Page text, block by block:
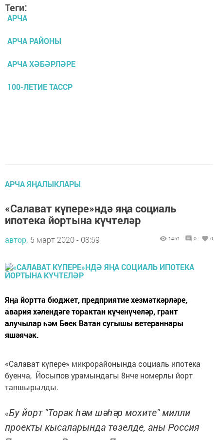
Теги:
АРЧА
АРЧА РАЙОНЫ
АРЧА ХӘБӘРЛӘРЕ
100-ЛЕТИЕ ТАССР
АРЧА ЯҢАЛЫКЛАРЫ
«Салават күпере»ндә яңа социаль
ипотека йортына күчтеләр
автор, 5 март 2020 - 08:59 1451 0 0
Яңа йортта бюджет, предприятие хезмәткәрләре,
авария хәлендәге торактан күченүчеләр, грант
алучылар һәм Бөек Ватан сугышы ветераннары
яшәячәк.
«Салават күпере» микрорайонында социаль ипотека
буенча, Йосыпов урамындагы 8нче номерлы йорт
тапшырылды.
«Бу йорт "Торак һәм шәһәр мохите" милли
проекты кысаларында төзелде, аны Россия